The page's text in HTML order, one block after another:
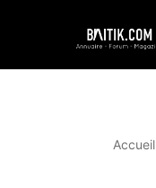
Accueil